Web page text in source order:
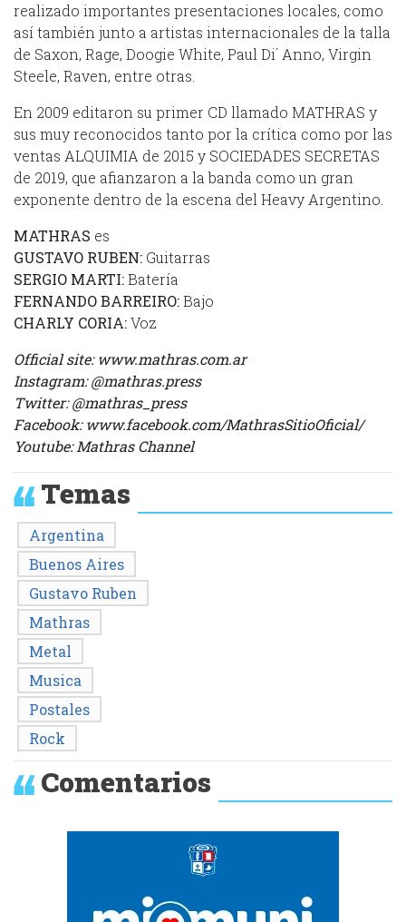
realizado importantes presentaciones locales, como
así también junto a artistas internacionales de la talla
de Saxon, Rage, Doogie White, Paul Di´ Anno, Virgin
Steele, Raven, entre otras.
En 2009 editaron su primer CD llamado MATHRAS y
sus muy reconocidos tanto por la crítica como por las
ventas ALQUIMIA de 2015 y SOCIEDADES SECRETAS
de 2019, que afianzaron a la banda como un gran
exponente dentro de la escena del Heavy Argentino.
MATHRAS es
GUSTAVO RUBEN: Guitarras
SERGIO MARTI:Batería
FERNANDO BARREIRO:Bajo
CHARLY CORIA:Voz
Official site: www.mathras.com.ar
Instagram: @mathras.press
Twitter: @mathras_press
Facebook: www.facebook.com/MathrasSitioOficial/
Youtube: Mathras Channel
Temas
Argentina
Buenos Aires
Gustavo Ruben
Mathras
Metal
Musica
Postales
Rock
Comentarios